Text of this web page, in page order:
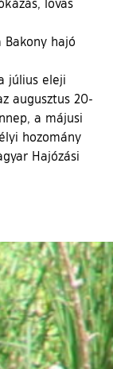
hajó
július eleji
augusztus 20-
a májusi
hozomány
Hajózási